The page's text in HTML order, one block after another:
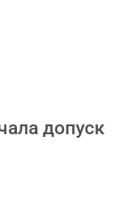
допуск